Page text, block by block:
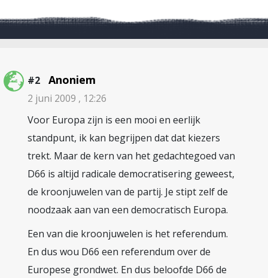
#2 Anoniem
2 juni 2009 , 12:26
Voor Europa zijn is een mooi en eerlijk
standpunt, ik kan begrijpen dat dat kiezers
trekt. Maar de kern van het gedachtegoed van
D66 is altijd radicale democratisering geweest,
de kroonjuwelen van de partij. Je stipt zelf de
noodzaak aan van een democratisch Europa.
Een van die kroonjuwelen is het referendum.
En dus wou D66 een referendum over de
Europese grondwet. En dus beloofde D66 de